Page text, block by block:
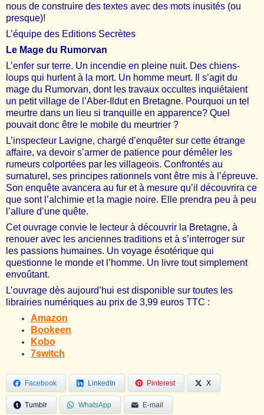
nous de construire des textes avec des mots inusités (ou
presque)!
L’équipe des Editions Secrètes
Le Mage du Rumorvan
L’enfer sur terre. Un incendie en pleine nuit. Des chiens-
loups qui hurlent à la mort. Un homme meurt. Il s’agit du
mage du Rumorvan, dont les travaux occultes inquiétaient
un petit village de l’Aber-Ildut en Bretagne. Pourquoi un tel
meurtre dans un lieu si tranquille en apparence? Quel
pouvait donc être le mobile du meurtrier ?
L’inspecteur Lavigne, chargé d’enquêter sur cette étrange
affaire, va devoir s’armer de patience pour démêler les
rumeurs colportées par les villageois. Confrontés au
surnaturel, ses principes rationnels vont être mis à l’épreuve.
Son enquête avancera au fur et à mesure qu’il découvrira ce
que sont l’alchimie et la magie noire. Elle prendra peu à peu
l’allure d’une quête.
Cet ouvrage convie le lecteur à découvrir la Bretagne, à
renouer avec les anciennes traditions et à s’interroger sur
les passions humaines. Un voyage ésotérique qui
questionne le monde et l’homme. Un livre tout simplement
envoûtant.
L’ouvrage dès aujourd’hui est disponible sur toutes les
librairies numériques au prix de 3,99 euros TTC :
Amazon
Bookeen
Kobo
7switch
Facebook LinkedIn Pinterest X
Tumblr WhatsApp E-mail